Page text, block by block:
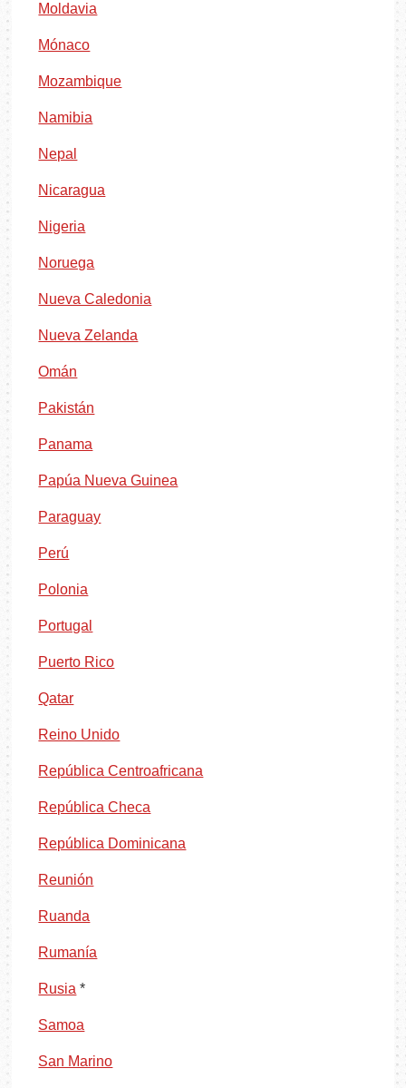
Moldavia
Mónaco
Mozambique
Namibia
Nepal
Nicaragua
Nigeria
Noruega
Nueva Caledonia
Nueva Zelanda
Omán
Pakistán
Panama
Papúa Nueva Guinea
Paraguay
Perú
Polonia
Portugal
Puerto Rico
Qatar
Reino Unido
República Centroafricana
República Checa
República Dominicana
Reunión
Ruanda
Rumanía
Rusia *
Samoa
San Marino